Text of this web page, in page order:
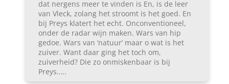
dat nergens meer te vinden is En, is de leer
van Vleck, zolang het stroomt is het goed. En
bij Preys klatert het echt. Onconventioneel,
onder de radar wijn maken. Wars van hip
gedoe. Wars van ‘natuur’ maar o wat is het
zuiver. Want daar ging het toch om,
zuiverheid? Die zo onmiskenbaar is bij
Preys…..